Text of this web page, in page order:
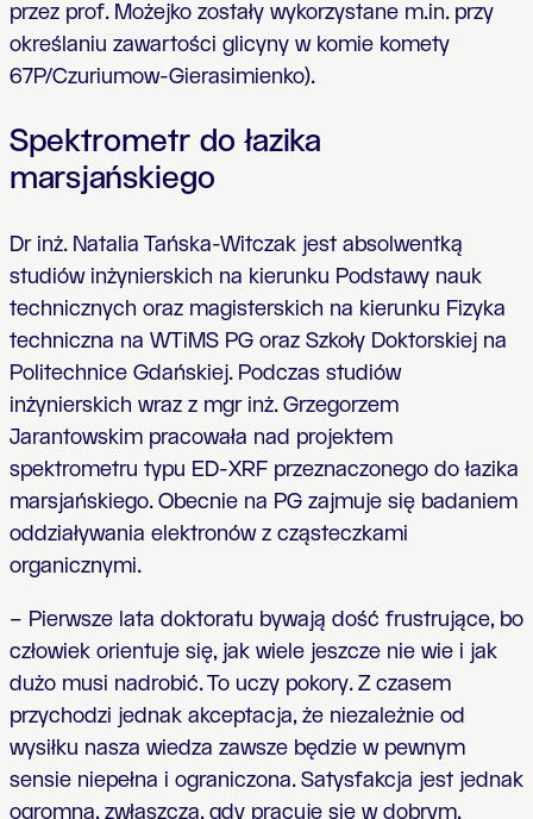
przez prof. Możejko zostały wykorzystane m.in. przy
określaniu zawartości glicyny w komie komety
67P/Czuriumow-Gierasimienko).
Spektrometr do łazika
marsjańskiego
Dr inż. Natalia Tańska-Witczak jest absolwentką
studiów inżynierskich na kierunku Podstawy nauk
technicznych oraz magisterskich na kierunku Fizyka
techniczna na WTiMS PG oraz Szkoły Doktorskiej na
Politechnice Gdańskiej. Podczas studiów
inżynierskich wraz z mgr inż. Grzegorzem
Jarantowskim pracowała nad projektem
spektrometru typu ED-XRF przeznaczonego do łazika
marsjańskiego. Obecnie na PG zajmuje się badaniem
oddziaływania elektronów z cząsteczkami
organicznymi.
– Pierwsze lata doktoratu bywają dość frustrujące, bo
człowiek orientuje się, jak wiele jeszcze nie wie i jak
dużo musi nadrobić. To uczy pokory. Z czasem
przychodzi jednak akceptacja, że niezależnie od
wysiłku nasza wiedza zawsze będzie w pewnym
sensie niepełna i ograniczona. Satysfakcja jest jednak
ogromna, zwłaszcza, gdy pracuje się w dobrym,